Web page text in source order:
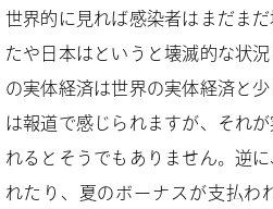
世界的に見れば感染者はまだま
たや日本はというと壊滅的な状
の実体経済は世界の実体経済と
は報道で感じられますが、それ
れるとそうでもありません。逆
れたり、夏のボーナスが支払わ